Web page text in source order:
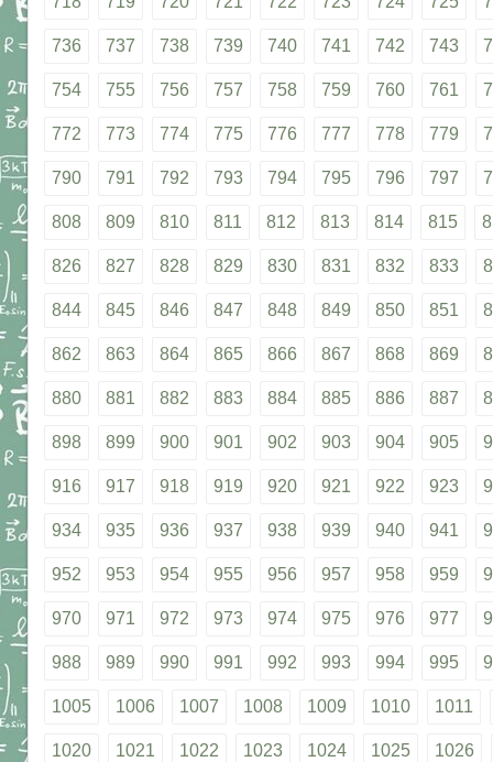
736 737 738 739 740 741 742 743
754 755 756 757 758 759 760 761
772 773 774 775 776 777 778 779
790 791 792 793 794 795 796 797
808 809 810 811 812 813 814 815
826 827 828 829 830 831 832 833
844 845 846 847 848 849 850 851
862 863 864 865 866 867 868 869
880 881 882 883 884 885 886 887
898 899 900 901 902 903 904 905
916 917 918 919 920 921 922 923
934 935 936 937 938 939 940 941
952 953 954 955 956 957 958 959
970 971 972 973 974 975 976 977
988 989 990 991 992 993 994 995
1005 1006 1007 1008 1009 1010 1011
1020 1021 1022 1023 1024 1025 1026